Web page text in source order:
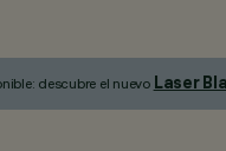
descubre el nuevo Laser